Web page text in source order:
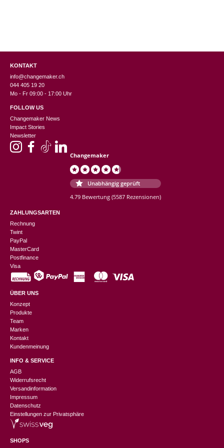
KONTAKT
info@changemaker.ch
044 405 19 20
Mo - Fr 09:00 - 17:00 Uhr
FOLLOW US
Changemaker News
Impact Stories
Newsletter
Changemaker
Unabhängig geprüft
4.79 Bewertung (5587 Rezensionen)
ZAHLUNGSARTEN
Rechnung
Twint
PayPal
MasterCard
Postfinance
Visa
ÜBER UNS
Konzept
Produkte
Team
Marken
Kontakt
Kundenmeinung
INFO & SERVICE
AGB
Widerrufsrecht
Versandinformation
Impressum
Datenschutz
Einstellungen zur Privatsphäre
SHOPS